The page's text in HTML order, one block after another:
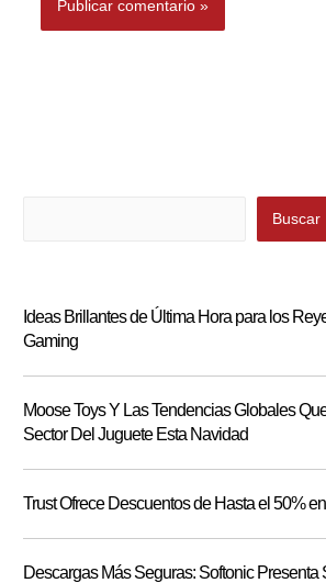
Buscar
Ideas Brillantes de Última Hora para los
Gaming
Moose Toys Y Las Tendencias Globales
Sector Del Juguete Esta Navidad
Trust Ofrece Descuentos de Hasta el 50%
Descargas Más Seguras: Softonic Presenta